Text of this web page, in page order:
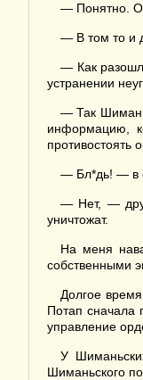
— Понятно.
— В том то и
— Как
устранении
— Так
информацию,
противостоять
— Бл*дь! — в
— Нет, —
уничтожат.
На меня
собственными
Долгое
Потап сначала
управление
У
Шиманьского